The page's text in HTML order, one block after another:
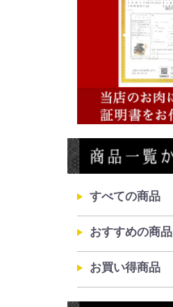
すべての商品
おすすめの商品
お買い得商品